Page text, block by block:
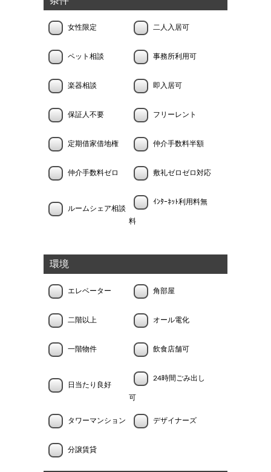
女性限定 二人入居可
ペット相談 事務所利用可
楽器相談 即入居可
保証人不要 フリーレント
定期借家借地権 仲介手数料半額
仲介手数料ゼロ 敷礼ゼロゼロ対応
ルームシェア相談
ｲﾝﾀｰﾈｯﾄ利用料無
料
環境
エレベーター 角部屋
二階以上 オール電化
一階物件 飲食店舗可
日当たり良好
24時間ごみ出し
可
タワーマンション デザイナーズ
分譲賃貸